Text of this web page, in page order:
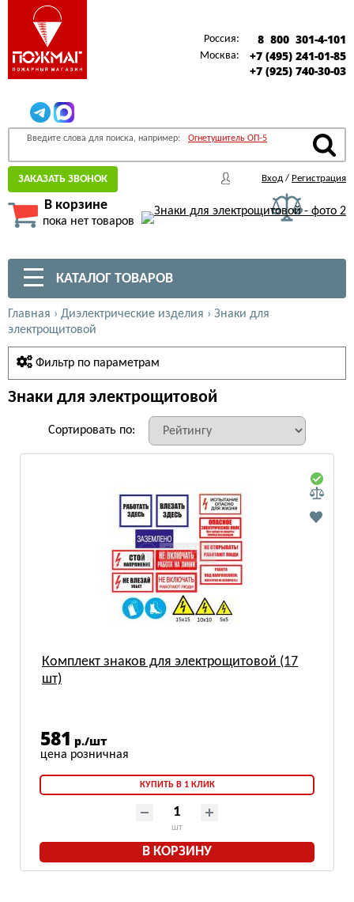
Россия: 8 800 301-4-101
Москва:
+7 (495) 241-01-85
+7 (925) 740-30-03
Введите слова для поиска, например: Огнетушитель ОП-5
ЗАКАЗАТЬ ЗВОНОК Вход / Регистрация
В корзине
пока нет товаров
КАТАЛОГ ТОВАРОВ
Главная › Диэлектрические изделия › Знаки для
электрощитовой
Фильтр по параметрам
Знаки для электрощитовой
Сортировать по:
Комплект знаков для электрощитовой (17
шт)
581 р./шт
КУПИТЬ В 1 КЛИК
шт
В КОРЗИНУ